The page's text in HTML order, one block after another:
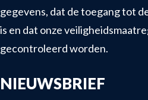
gegevens, dat de toegang tot
is en dat onze
gecontroleerd worden.
NIEUWSBRIEF